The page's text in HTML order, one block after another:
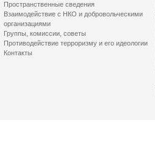
Пространственные сведения
Взаимодействие с НКО и добровольческими
организациями
Группы, комиссии, советы
Противодействие терроризму и его идеологии
Контакты